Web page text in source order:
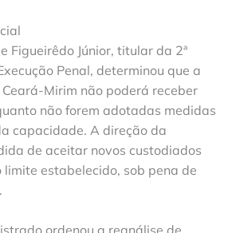
Figueirêdo Júnior, titular da 2ª
Penal, determinou que a
Mirim não poderá receber
não forem adotadas medidas
capacidade. A direção da
de aceitar novos custodiados
estabelecido, sob pena de